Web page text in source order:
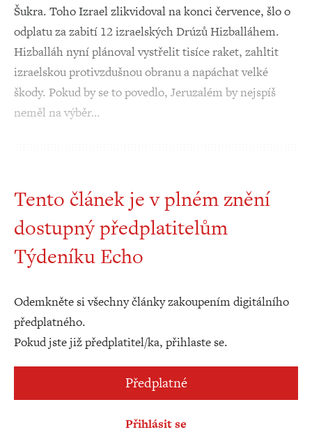
Šukra. Toho Izrael zlikvidoval na konci července, šlo o
odplatu za zabití 12 izraelských Drúzů Hizballáhem.
Hizballáh nyní plánoval vystřelit tisíce raket, zahltit
izraelskou protivzdušnou obranu a napáchat velké
škody. Pokud by se to povedlo, Jeruzalém by nejspíš
neměl na výběr…
Tento článek je v plném znění
dostupný předplatitelům
Týdeníku Echo
Odemkněte si všechny články zakoupením digitálního
předplatného.
Pokud jste již předplatitel/ka, přihlaste se.
Předplatné
Přihlásit se